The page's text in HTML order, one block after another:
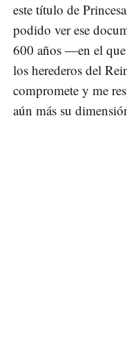
este título de
podido ver ese
600 años —en el
los herederos del
compromete y me
aún más su